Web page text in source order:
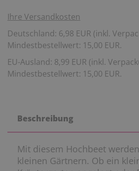
Ihre Versandkosten
Deutschland: 6,98 EUR (inkl.
Mindestbestellwert: 15,00 EUR.
EU-Ausland: 8,99 EUR (inkl.
Mindestbestellwert: 15,00 EUR.
Beschreibung
Mit diesem Hochbeet
kleinen Gärtnern. Ob ein